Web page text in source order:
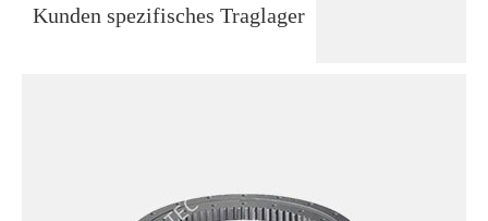
Kunden spezifisches Traglager